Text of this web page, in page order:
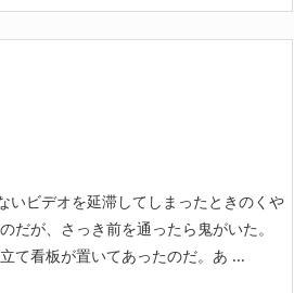
いビデオを延滞してしまったときのくや
だが、さっき前を通ったら鬼がいた。
て看板が置いてあったのだ。あ ...